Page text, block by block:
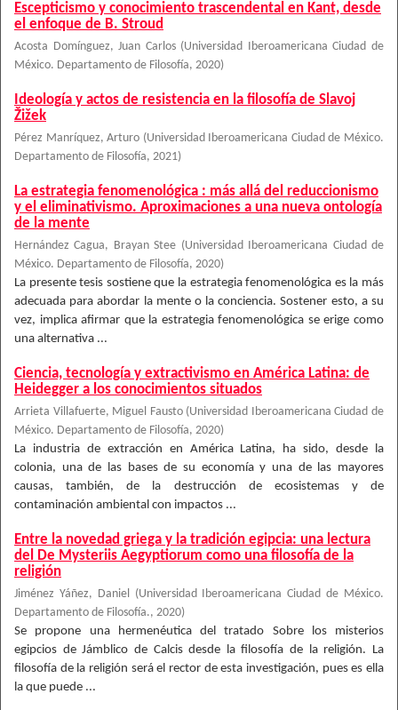
Escepticismo y conocimiento trascendental en Kant, desde
el enfoque de B. Stroud
Acosta Domínguez, Juan Carlos (Universidad Iberoamericana Ciudad de
México. Departamento de Filosofía, 2020)
Ideología y actos de resistencia en la filosofía de Slavoj
Žižek
Pérez Manríquez, Arturo (Universidad Iberoamericana Ciudad de México.
Departamento de Filosofía, 2021)
La estrategia fenomenológica : más allá del reduccionismo
y el eliminativismo. Aproximaciones a una nueva ontología
de la mente
Hernández Cagua, Brayan Stee (Universidad Iberoamericana Ciudad de
México. Departamento de Filosofía, 2020)
La presente tesis sostiene que la estrategia fenomenológica es la más
adecuada para abordar la mente o la conciencia. Sostener esto, a su
vez, implica afirmar que la estrategia fenomenológica se erige como
una alternativa ...
Ciencia, tecnología y extractivismo en América Latina: de
Heidegger a los conocimientos situados
Arrieta Villafuerte, Miguel Fausto (Universidad Iberoamericana Ciudad de
México. Departamento de Filosofía, 2020)
La industria de extracción en América Latina, ha sido, desde la
colonia, una de las bases de su economía y una de las mayores
causas, también, de la destrucción de ecosistemas y de
contaminación ambiental con impactos ...
Entre la novedad griega y la tradición egipcia: una lectura
del De Mysteriis Aegyptiorum como una filosofía de la
religión
Jiménez Yáñez, Daniel (Universidad Iberoamericana Ciudad de México.
Departamento de Filosofía., 2020)
Se propone una hermenéutica del tratado Sobre los misterios
egipcios de Jámblico de Calcis desde la filosofía de la religión. La
filosofía de la religión será el rector de esta investigación, pues es ella
la que puede ...